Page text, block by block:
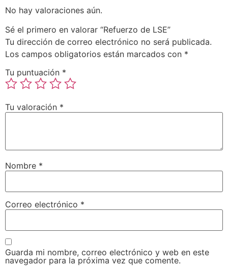
No hay valoraciones aún.
Sé el primero en valorar “Refuerzo de LSE”
Tu dirección de correo electrónico no será publicada.
Los campos obligatorios están marcados con *
Tu puntuación *
Tu valoración *
Nombre *
Correo electrónico *
Guarda mi nombre, correo electrónico y web en este
navegador para la próxima vez que comente.